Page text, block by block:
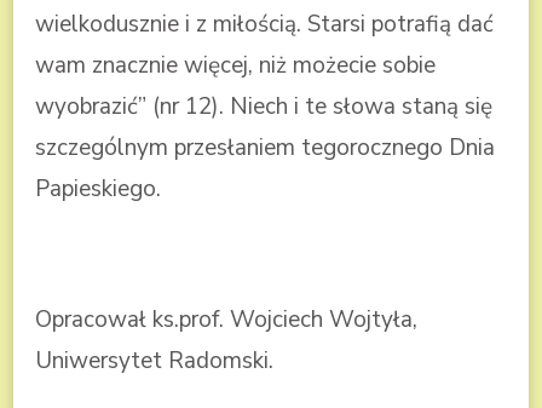
wielkodusznie i z miłością. Starsi potrafią dać
wam znacznie więcej, niż możecie sobie
wyobrazić” (nr 12). Niech i te słowa staną się
szczególnym przesłaniem tegorocznego Dnia
Papieskiego.
Opracował ks.prof. Wojciech Wojtyła,
Uniwersytet Radomski.